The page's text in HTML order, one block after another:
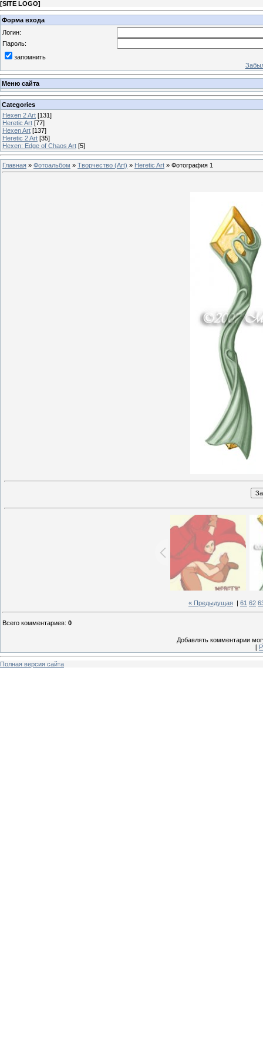
[SITE LOGO]
Форма входа
Логин:
Пароль:
запомнить
Меню сайта
Categories
Hexen 2 Art [131]
Heretic Art [77]
Hexen Art [137]
Heretic 2 Art [35]
Hexen: Edge of Chaos Art [5]
Главная » Фотоальбом » Творчество (Art) » Heretic Art » Фотография 1
« Предыдущая 61 62
Всего комментариев: 0
Добавлять комментарии
[
Полная версия сайта